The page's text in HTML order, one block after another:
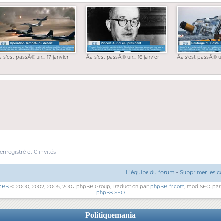
s'est passÃ© un... 17 janvier Ãa s'est passÃ© un... 16 janvier Ãa s'est passÃ©
et 0 invités
L’équipe du forum • Supprimer les
© 2000, 2002, 2005, 2007 phpBB Group, Traduction par: phpBB-fr.com , mod SEO
phpBB SEO
Politiquemania